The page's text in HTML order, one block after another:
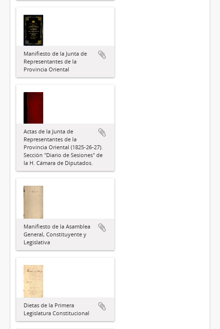
Manifiesto de la Junta de
Representantes de la
Provincia Oriental
Actas de la Junta de
Representantes de la
Provincia Oriental (1825-26-27).
Sección "Diario de Sesiones" de
la H. Cámara de Diputados.
Manifiesto de la Asamblea
General, Constituyente y
Legislativa
Dietas de la Primera
Legislatura Constitucional